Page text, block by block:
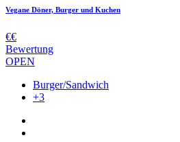
Vegane Döner, Burger und Kuchen
€€
Bewertung
OPEN
Burger/Sandwich
+3